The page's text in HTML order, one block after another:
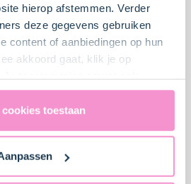
hierop afstemmen. Verder
deze gegevens gebruiken
content of aanbiedingen op hun
akkoord gaat, klik je op
gegevensoverdracht naar de
zin van artikel 49 AVG. Raadpleeg
en partners in de Verenigde
van gedachten
cookies toestaan
Stokbrood